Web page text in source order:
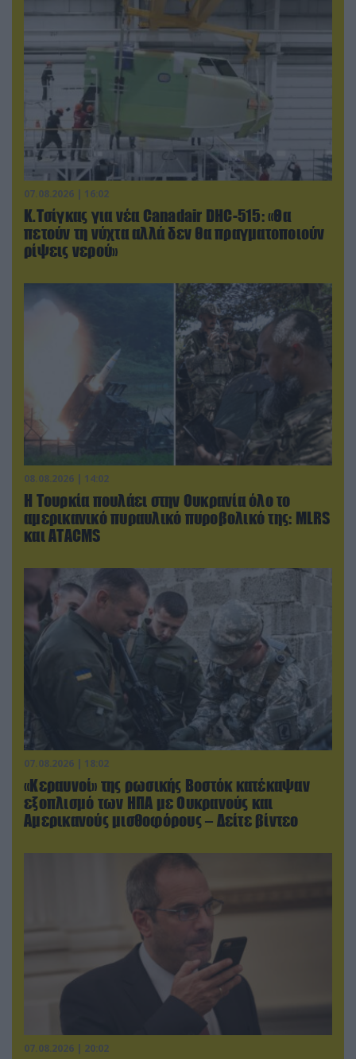
07.08.2026 | 16:02
Κ.Τσίγκας για νέα Canadair DHC-515: «Θα
πετούν τη νύχτα αλλά δεν θα πραγματοποιούν
ρίψεις νερού»
08.08.2026 | 14:02
Η Τουρκία πουλάει στην Ουκρανία όλο το
αμερικανικό πυραυλικό πυροβολικό της: MLRS
και ΑΤΑCMS
07.08.2026 | 18:02
«Κεραυνοί» της ρωσικής Βοστόκ κατέκαψαν
εξοπλισμό των ΗΠΑ με Ουκρανούς και
Αμερικανούς μισθοφόρους – Δείτε βίντεο
07.08.2026 | 20:02